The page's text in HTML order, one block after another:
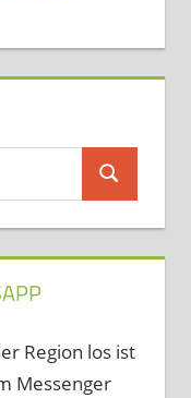
Suchen
Region los ist
Messenger